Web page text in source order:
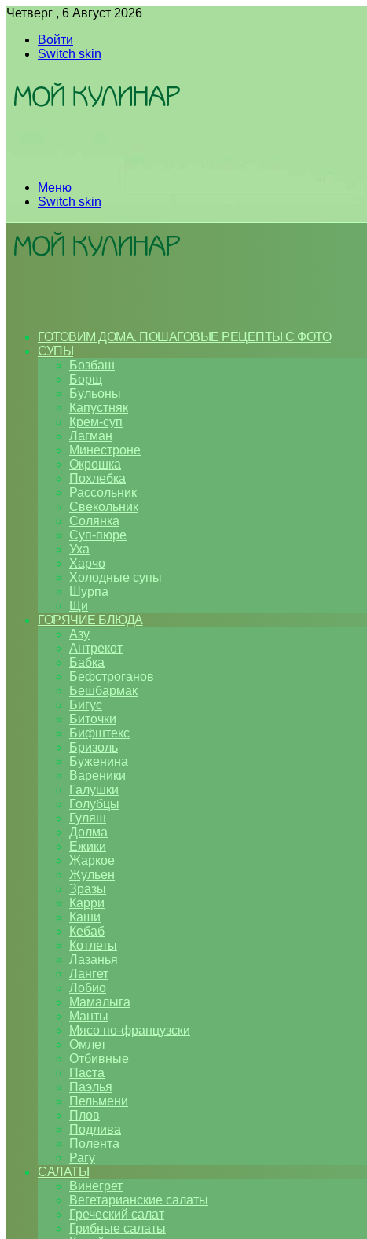
Четверг , 6 Август 2026
Войти
Switch skin
Меню
Switch skin
ГОТОВИМ ДОМА. ПОШАГОВЫЕ РЕЦЕПТЫ С ФОТО
СУПЫ
Бозбаш
Борщ
Бульоны
Капустняк
Крем-суп
Лагман
Минестроне
Окрошка
Похлебка
Рассольник
Свекольник
Солянка
Суп-пюре
Уха
Харчо
Холодные супы
Шурпа
Щи
ГОРЯЧИЕ БЛЮДА
Азу
Антрекот
Бабка
Бефстроганов
Бешбармак
Бигус
Биточки
Бифштекс
Бризоль
Буженина
Вареники
Галушки
Голубцы
Гуляш
Долма
Ежики
Жаркое
Жульен
Зразы
Карри
Каши
Кебаб
Котлеты
Лазанья
Лангет
Лобио
Мамалыга
Манты
Мясо по-французски
Омлет
Отбивные
Паста
Паэлья
Пельмени
Плов
Подлива
Полента
Рагу
САЛАТЫ
Винегрет
Вегетарианские салаты
Греческий салат
Грибные салаты